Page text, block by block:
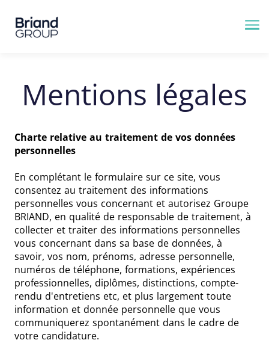
Mentions légales
Charte relative au traitement de vos données
personnelles
En complétant le formulaire sur ce site, vous
consentez au traitement des informations
personnelles vous concernant et autorisez Groupe
BRIAND, en qualité de responsable de traitement, à
collecter et traiter des informations personnelles
vous concernant dans sa base de données, à
savoir, vos nom, prénoms, adresse personnelle,
numéros de téléphone, formations, expériences
professionnelles, diplômes, distinctions, compte-
rendu d'entretiens etc, et plus largement toute
information et donnée personnelle que vous
communiquerez spontanément dans le cadre de
votre candidature.